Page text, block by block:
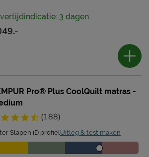
3 dagen
Pro® Plus CoolQuilt matras -
(188)
Slapen iD profielUitleg & test maken